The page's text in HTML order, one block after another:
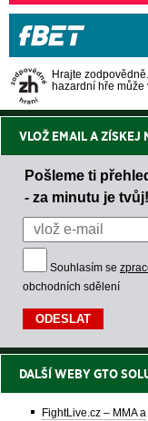
Hrajte
hazardní hře může
VLOŽ EMAIL A ZÍSKEJ
Pošleme ti
- za minutu je tvůj!
Souhlasím se
obchodních sdělení
DALŠÍ WEBY GTO
FightLive.cz – MMA a